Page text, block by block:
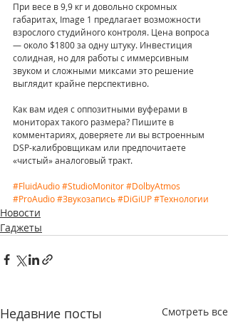
При весе в 9,9 кг и довольно скромных
габаритах, Image 1 предлагает возможности
взрослого студийного контроля. Цена вопроса
— около $1800 за одну штуку. Инвестиция
солидная, но для работы с иммерсивным
звуком и сложными миксами это решение
выглядит крайне перспективно.
Как вам идея с оппозитными вуферами в
мониторах такого размера? Пишите в
комментариях, доверяете ли вы встроенным
DSP-калибровщикам или предпочитаете
«чистый» аналоговый тракт.
#FluidAudio#StudioMonitor#DolbyAtmos
#ProAudio#Звукозапись#DiGiUP#Технологии
Новости
Гаджеты
Недавние посты Смотреть все